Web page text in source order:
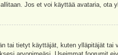
Jos et voi käyttää avataria, ota
tai tietyt käyttäjät, kuten ylläpitäjät tai
arvonimeäsi. Useimmat foorumit